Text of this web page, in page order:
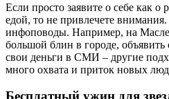
Если просто заявите о себе как о
едой, то не привлечете
инфоповоды. Например, на
большой блин в городе, объявить
свои деньги в СМИ – другие
много охвата и приток новых